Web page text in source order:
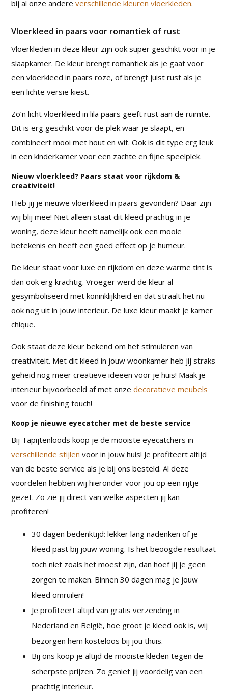
bij al onze andereverschillende kleuren vloerkleden.
Vloerkleed in paars voor romantiek of rust
Vloerkleden in deze kleur zijn ook super geschikt voor in je
slaapkamer. De kleur brengt romantiek als je gaat voor
een vloerkleed in paars roze, of brengt juist rust als je
een lichte versie kiest.
Zo’n licht vloerkleed in lila paars geeft rust aan de ruimte.
Dit is erg geschikt voor de plek waar je slaapt, en
combineert mooi met hout en wit. Ook is dit type erg leuk
in een kinderkamer voor een zachte en fijne speelplek.
Nieuw vloerkleed? Paars staat voor rijkdom &
creativiteit!
Heb jij je nieuwe vloerkleed in paars gevonden? Daar zijn
wij blij mee! Niet alleen staat dit kleed prachtig in je
woning, deze kleur heeft namelijk ook een mooie
betekenis en heeft een goed effect op je humeur.
De kleur staat voor luxe en rijkdom en deze warme tint is
dan ook erg krachtig. Vroeger werd de kleur al
gesymboliseerd met koninklijkheid en dat straalt het nu
ook nog uit in jouw interieur. De luxe kleur maakt je kamer
chique.
Ook staat deze kleur bekend om het stimuleren van
creativiteit. Met dit kleed in jouw woonkamer heb jij straks
geheid nog meer creatieve ideeën voor je huis! Maak je
interieur bijvoorbeeld af met onzedecoratieve meubels
voor de finishing touch!
Koop je nieuwe eyecatcher met de beste service
Bij Tapijtenloods koop je de mooiste eyecatchers in
verschillende stijlen voor in jouw huis! Je profiteert altijd
van de beste service als je bij ons besteld. Al deze
voordelen hebben wij hieronder voor jou op een rijtje
gezet. Zo zie jij direct van welke aspecten jij kan
profiteren!
30 dagen bedenktijd: lekker lang nadenken of je
kleed past bij jouw woning. Is het beoogde resultaat
toch niet zoals het moest zijn, dan hoef jij je geen
zorgen te maken. Binnen 30 dagen mag je jouw
kleed omruilen!
Je profiteert altijd van gratis verzending in
Nederland en België, hoe groot je kleed ook is, wij
bezorgen hem kosteloos bij jou thuis.
Bij ons koop je altijd de mooiste kleden tegen de
scherpste prijzen. Zo geniet jij voordelig van een
prachtig interieur.